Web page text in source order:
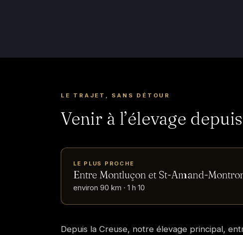
LE TRAJET, SANS DÉTOUR
Venir à l’élevage
LE PLUS PROCHE
Entre Montluçon et St-Amand-
environ 90 km · 1 h 10
Depuis la Creuse, notre élevage principal,